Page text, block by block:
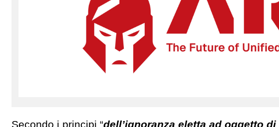
Secondo i principi “dell’ignoranza eletta ad oggetto